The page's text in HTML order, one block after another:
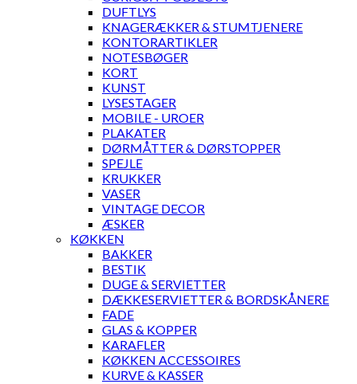
DUFTLYS
KNAGERÆKKER & STUMTJENERE
KONTORARTIKLER
NOTESBØGER
KORT
KUNST
LYSESTAGER
MOBILE - UROER
PLAKATER
DØRMÅTTER & DØRSTOPPER
SPEJLE
KRUKKER
VASER
VINTAGE DECOR
ÆSKER
KØKKEN
BAKKER
BESTIK
DUGE & SERVIETTER
DÆKKESERVIETTER & BORDSKÅNERE
FADE
GLAS & KOPPER
KARAFLER
KØKKEN ACCESSOIRES
KURVE & KASSER